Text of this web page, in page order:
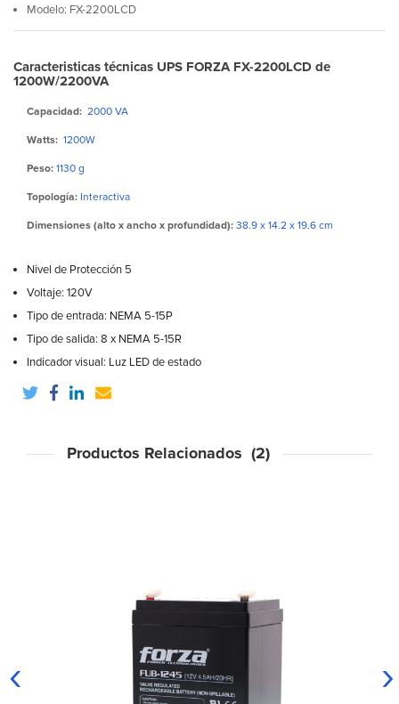
Modelo: FX-2200LCD
Caracteristicas técnicas UPS FORZA FX-2200LCD de
1200W/2200VA
Capacidad: 2000 VA
Watts: 1200W
Peso: 1130 g
Topología: Interactiva
Dimensiones (alto x ancho x profundidad): 38.9 x 14.2 x 19.6 cm
Nivel de Protección 5
Voltaje: 120V
Tipo de entrada: NEMA 5-15P
Tipo de salida: 8 x NEMA 5-15R
Indicador visual: Luz LED de estado
Productos Relacionados (2)
‹ ›